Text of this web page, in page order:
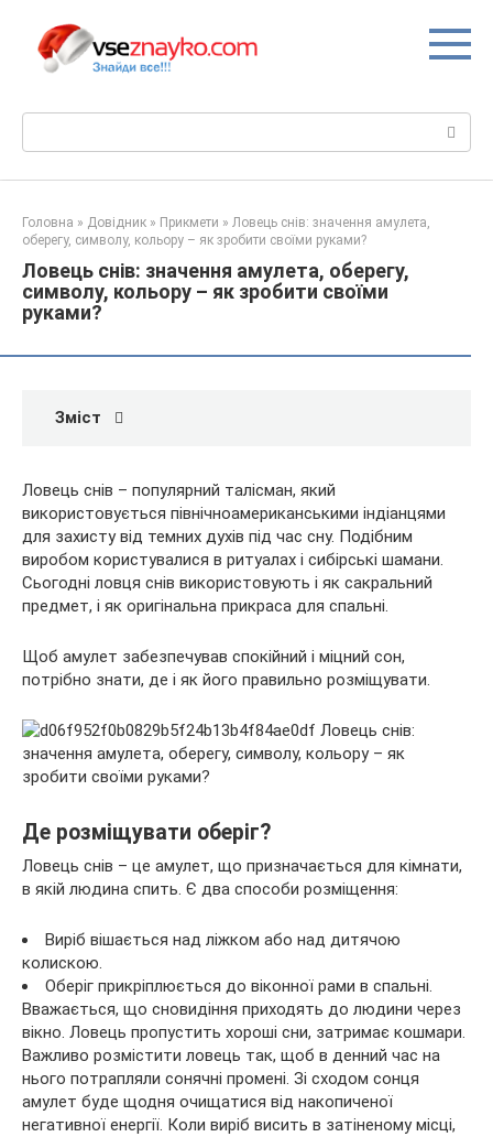
вмісту
Головна » Довідник » Прикмети » Ловець снів: значення амулета,
оберегу, символу, кольору – як зробити своїми руками?
Ловець снів: значення амулета, оберегу,
символу, кольору – як зробити своїми
руками?
Зміст
Ловець снів – популярний талісман, який
використовується північноамериканськими індіанцями
для захисту від темних духів під час сну. Подібним
виробом користувалися в ритуалах і сибірські шамани.
Сьогодні ловця снів використовують і як сакральний
предмет, і як оригінальна прикраса для спальні.
Щоб амулет забезпечував спокійний і міцний сон,
потрібно знати, де і як його правильно розміщувати.
Де розміщувати оберіг?
Ловець снів – це амулет, що призначається для кімнати,
в якій людина спить. Є два способи розміщення:
Виріб вішається над ліжком або над дитячою
колискою.
Оберіг прикріплюється до віконної рами в спальні.
Вважається, що сновидіння приходять до людини через
вікно. Ловець пропустить хороші сни, затримає кошмари.
Важливо розмістити ловець так, щоб в денний час на
нього потрапляли сонячні промені. Зі сходом сонця
амулет буде щодня очищатися від накопиченої
негативної енергії. Коли виріб висить в затіненому місці,